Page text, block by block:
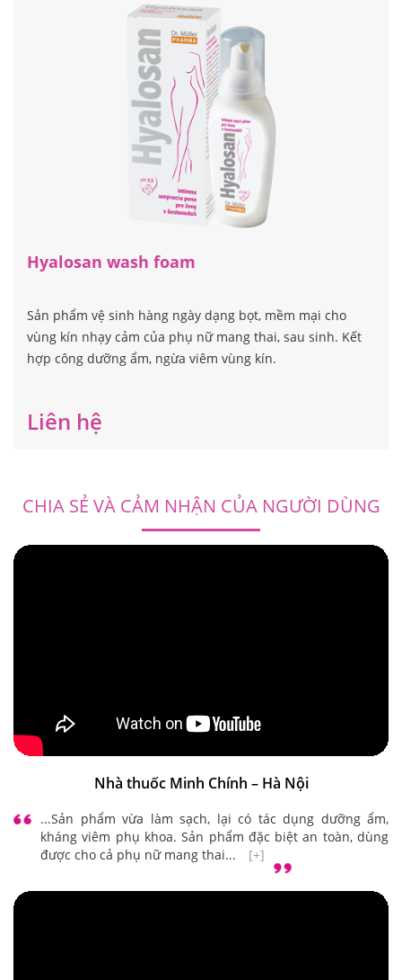
Hyalosan wash foam
Sản phẩm vệ sinh hàng ngày dạng bọt, mềm mại cho
vùng kín nhạy cảm của phụ nữ mang thai, sau sinh. Kết
hợp công dưỡng ẩm, ngừa viêm vùng kín.
Liên hệ
CHIA SẺ VÀ CẢM NHẬN CỦA NGƯỜI DÙNG
Nhà thuốc Minh Chính – Hà Nội
...Sản phẩm vừa làm sạch, lại có tác dụng dưỡng ẩm,
kháng viêm phụ khoa. Sản phẩm đặc biệt an toàn, dùng
được cho cả phụ nữ mang thai...
[+]